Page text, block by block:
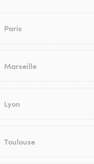
Paris
Marseille
Lyon
Toulouse